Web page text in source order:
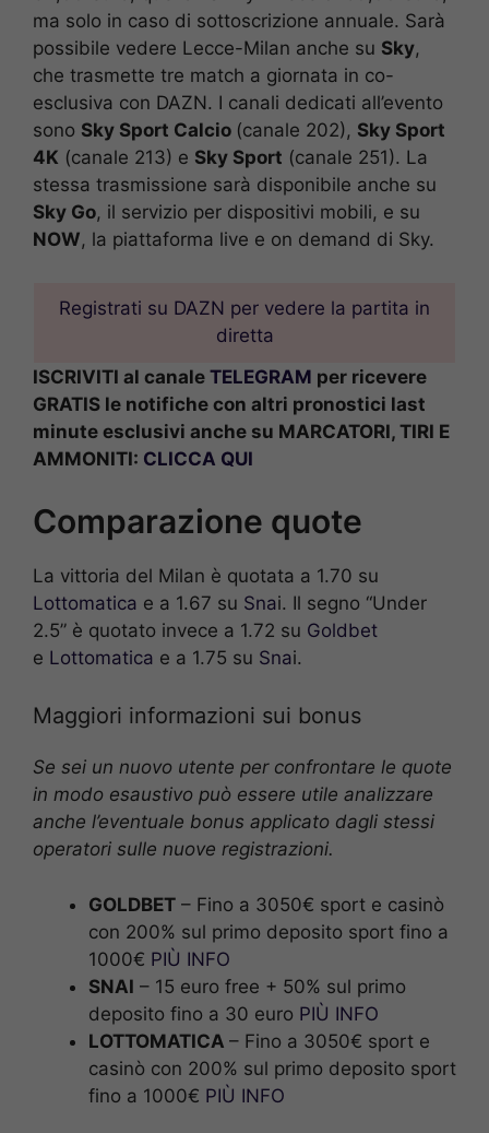
ma solo in caso di sottoscrizione annuale. Sarà
possibile vedere Lecce-Milan anche su Sky,
che trasmette tre match a giornata in co-
esclusiva con DAZN. I canali dedicati all’evento
sono Sky Sport Calcio (canale 202), Sky Sport
4K (canale 213) e Sky Sport (canale 251). La
stessa trasmissione sarà disponibile anche su
Sky Go, il servizio per dispositivi mobili, e su
NOW, la piattaforma live e on demand di Sky.
Registrati su DAZN per vedere la partita in
diretta
ISCRIVITI al canale TELEGRAM per ricevere
GRATIS le notifiche con altri pronostici last
minute esclusivi anche su MARCATORI, TIRI E
AMMONITI: CLICCA QUI
Comparazione quote
La vittoria del Milan è quotata a 1.70 su
Lottomatica e a 1.67 su Snai. Il segno “Under
2.5” è quotato invece a 1.72 su Goldbet
e Lottomatica e a 1.75 su Snai.
Maggiori informazioni sui bonus
Se sei un nuovo utente per confrontare le quote
in modo esaustivo può essere utile analizzare
anche l’eventuale bonus applicato dagli stessi
operatori sulle nuove registrazioni.
GOLDBET – Fino a 3050€ sport e casinò
con 200% sul primo deposito sport fino a
1000€ PIÙ INFO
SNAI – 15 euro free + 50% sul primo
deposito fino a 30 euro PIÙ INFO
LOTTOMATICA – Fino a 3050€ sport e
casinò con 200% sul primo deposito sport
fino a 1000€ PIÙ INFO